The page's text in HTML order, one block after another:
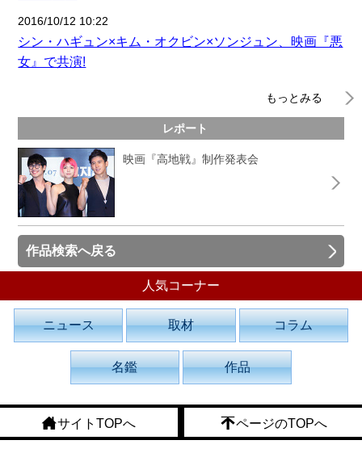
2016/10/12 10:22
シン・ハギュン×キム・オクビン×ソンジュン、映画『悪
女』で共演!
もっとみる
レポート
映画『高地戦』制作発表会
作品検索へ戻る
人気コーナー
ニュース 取材 コラム
名鑑 作品
サイトTOPへ ページのTOPへ